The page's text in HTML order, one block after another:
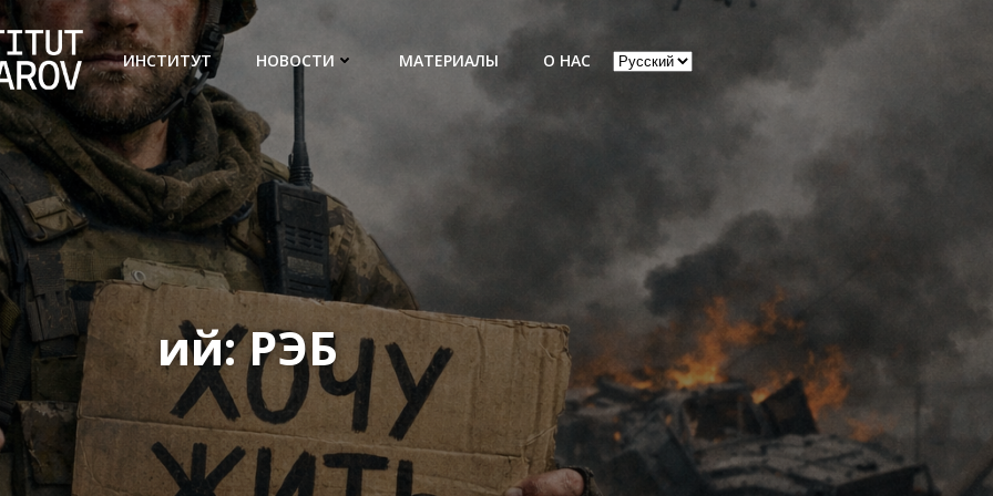
ИНСТИТУТ НОВОСТИ МАТЕРИАЛЫ О НАС
Выбрать
ий: РЭБ